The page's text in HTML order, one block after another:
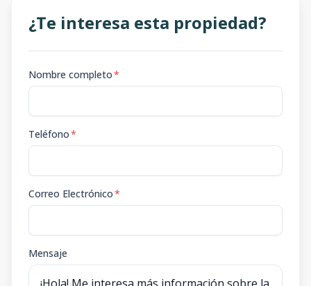
¿Te interesa esta propiedad?
Nombre completo*
Teléfono*
Correo Electrónico*
Mensaje